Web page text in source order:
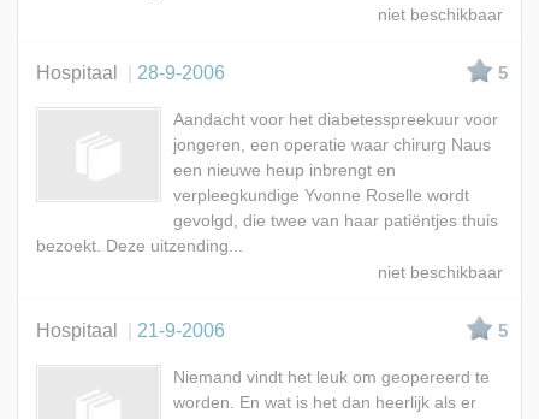
Hospitaal 28-9-2006 5
Aandacht voor het diabetesspreekuur voor
jongeren, een operatie waar chirurg Naus
een nieuwe heup inbrengt en
verpleegkundige Yvonne Roselle wordt
gevolgd, die twee van haar patiëntjes thuis
bezoekt. Deze uitzending...
Hospitaal 21-9-2006 5
Niemand vindt het leuk om geopereerd te
worden. En wat is het dan heerlijk als er